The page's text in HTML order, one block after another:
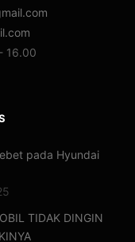
16.00
pada Hyundai
TIDAK DINGIN